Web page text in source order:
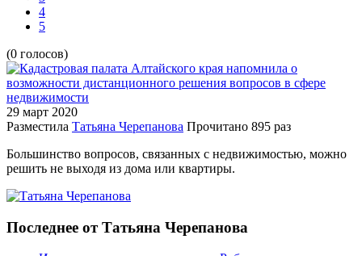
4
5
(0 голосов)
29 март 2020
Разместила Татьяна Черепанова Прочитано 895 раз
Большинство вопросов, связанных с недвижимостью, можно
решить не выходя из дома или квартиры.
Последнее от Татьяна Черепанова